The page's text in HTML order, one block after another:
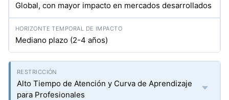
Global, con mayor impacto en mercados desarrollados
Mediano plazo (2-4 años)
Alto Tiempo de Atención y Curva de Aprendizaje
para Profesionales